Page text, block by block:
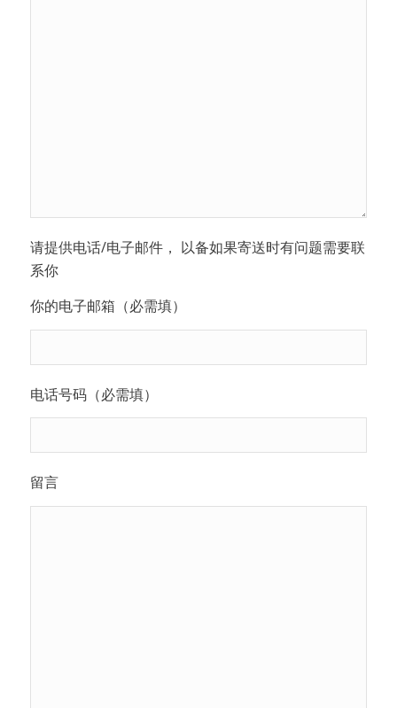
请提供电话/电子邮件， 以备如果寄送时有问题需要联
系你
你的电子邮箱（必需填）
电话号码（必需填）
留言